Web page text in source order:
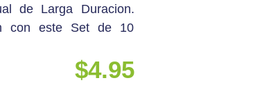
de Larga Duracion.
con este Set de 10
$4.95